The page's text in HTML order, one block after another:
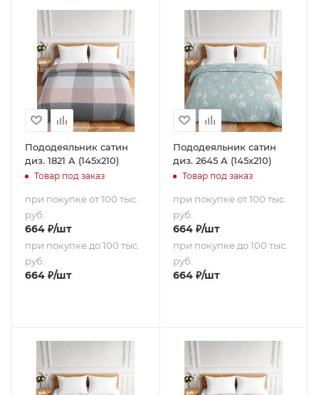
Пододеяльник сатин
диз. 1821 A (145х210)
Товар под заказ
при покупке от 100 тыс.
руб.
664 ₽/шт
при покупке до 100 тыс.
руб.
664 ₽/шт
Пододеяльник сатин
диз. 2645 A (145х210)
Товар под заказ
при покупке от 100 тыс.
руб.
664₽/шт
при покупке до 100 тыс.
руб.
664₽/шт